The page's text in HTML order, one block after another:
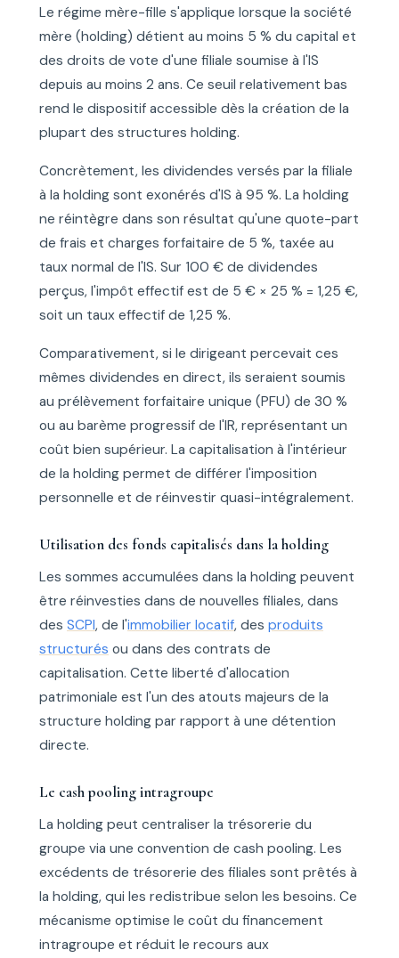
Le régime mère-fille s'applique lorsque la société
mère (holding) détient au moins 5 % du capital et
des droits de vote d'une filiale soumise à l'IS
depuis au moins 2 ans. Ce seuil relativement bas
rend le dispositif accessible dès la création de la
plupart des structures holding.
Concrètement, les dividendes versés par la filiale
à la holding sont exonérés d'IS à 95 %. La holding
ne réintègre dans son résultat qu'une quote-part
de frais et charges forfaitaire de 5 %, taxée au
taux normal de l'IS. Sur 100 € de dividendes
perçus, l'impôt effectif est de 5 € × 25 % = 1,25 €,
soit un taux effectif de 1,25 %.
Comparativement, si le dirigeant percevait ces
mêmes dividendes en direct, ils seraient soumis
au prélèvement forfaitaire unique (PFU) de 30 %
ou au barème progressif de l'IR, représentant un
coût bien supérieur. La capitalisation à l'intérieur
de la holding permet de différer l'imposition
personnelle et de réinvestir quasi-intégralement.
Utilisation des fonds capitalisés dans la holding
Les sommes accumulées dans la holding peuvent
être réinvesties dans de nouvelles filiales, dans
des SCPI, de l'immobilier locatif, des produits
structurés ou dans des contrats de
capitalisation. Cette liberté d'allocation
patrimoniale est l'un des atouts majeurs de la
structure holding par rapport à une détention
directe.
Le cash pooling intragroupe
La holding peut centraliser la trésorerie du
groupe via une convention de cash pooling. Les
excédents de trésorerie des filiales sont prêtés à
la holding, qui les redistribue selon les besoins. Ce
mécanisme optimise le coût du financement
intragroupe et réduit le recours aux